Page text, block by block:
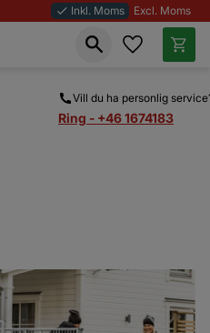
done Inkl. Moms Excl. Moms
Vill du ha personlig
Ring - +46 1674183
Favoriter